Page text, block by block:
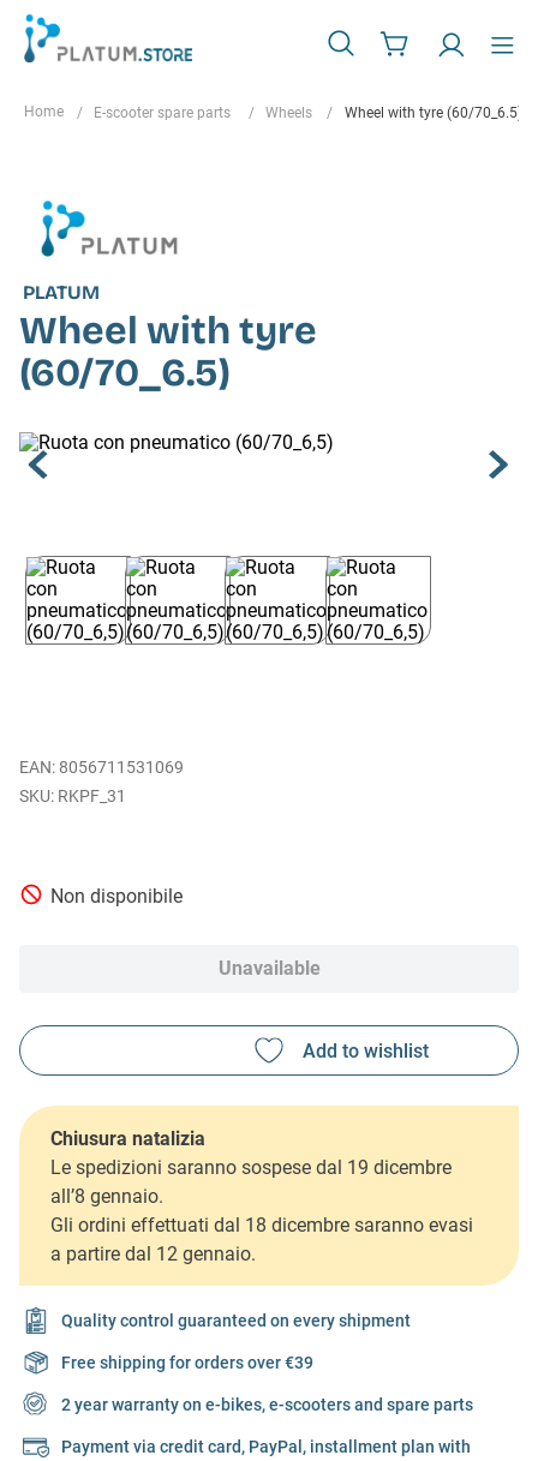
E-scooter spare parts Wheels Wheel with tyre (60/70_6.5)
PLATUM
Wheel with tyre
(60/70_6.5)
EAN: 8056711531069
RKPF_31
Non disponibile
Unavailable
Chiusura natalizia
Le spedizioni saranno sospese dal 19 dicembre
all’8 gennaio.
Gli ordini effettuati dal 18 dicembre saranno evasi
a partire dal 12 gennaio.
Quality control guaranteed on every shipment
Free shipping for orders over €39
2 year warranty on e-bikes, e-scooters and spare parts
Payment via credit card, PayPal, installment plan with